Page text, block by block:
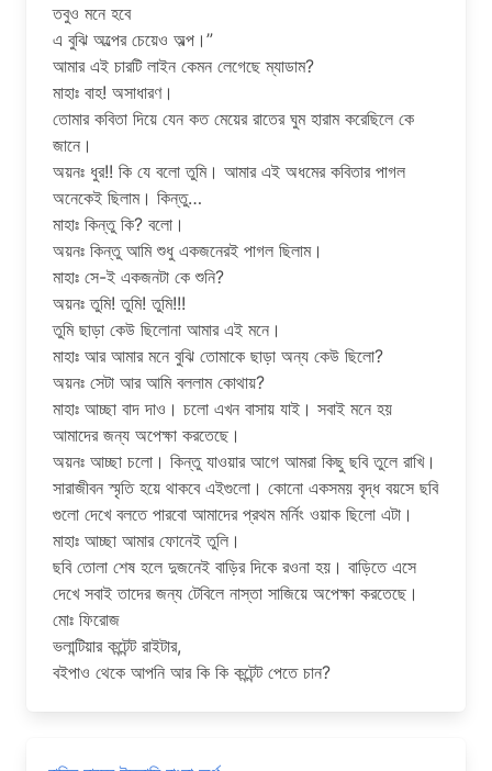
তবুও মনে হবে
এ বুঝি অল্পের চেয়েও অল্প।”
আমার এই চারটি লাইন কেমন লেগেছে ম্যাডাম?
মাহাঃ বাহ! অসাধারণ।
তোমার কবিতা দিয়ে যেন কত মেয়ের রাতের ঘুম হারাম করেছিলে কে
জানে।
অয়নঃ ধুর!! কি যে বলো তুমি। আমার এই অধমের কবিতার পাগল
অনেকেই ছিলাম। কিন্তু…
মাহাঃ কিন্তু কি? বলো।
অয়নঃ কিন্তু আমি শুধু একজনেরই পাগল ছিলাম।
মাহাঃ সে-ই একজনটা কে শুনি?
অয়নঃ তুমি! তুমি! তুমি!!!
তুমি ছাড়া কেউ ছিলোনা আমার এই মনে।
মাহাঃ আর আমার মনে বুঝি তোমাকে ছাড়া অন্য কেউ ছিলো?
অয়নঃ সেটা আর আমি বললাম কোথায়?
মাহাঃ আচ্ছা বাদ দাও। চলো এখন বাসায় যাই। সবাই মনে হয়
আমাদের জন্য অপেক্ষা করতেছে।
অয়নঃ আচ্ছা চলো। কিন্তু যাওয়ার আগে আমরা কিছু ছবি তুলে রাখি।
সারাজীবন স্মৃতি হয়ে থাকবে এইগুলো। কোনো একসময় বৃদ্ধ বয়সে ছবি
গুলো দেখে বলতে পারবো আমাদের প্রথম মর্নিং ওয়াক ছিলো এটা।
মাহাঃ আচ্ছা আমার ফোনেই তুলি।
ছবি তোলা শেষ হলে দুজনেই বাড়ির দিকে রওনা হয়। বাড়িতে এসে
দেখে সবাই তাদের জন্য টেবিলে নাস্তা সাজিয়ে অপেক্ষা করতেছে।
মোঃ ফিরোজ
ভলান্টিয়ার কন্টেন্ট রাইটার,
বইপাও থেকে আপনি আর কি কি কন্টেন্ট পেতে চান?